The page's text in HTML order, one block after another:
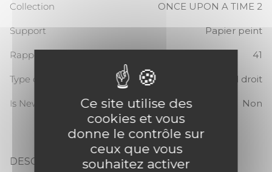
Collection ONCE UPON A TIME 2
Support Papier peint
Rapport Vertical 41
Type de raccord Raccord droit
Is New Non
DESCRIPTION
Ce site utilise des
cookies et vous
donne le contrôle sur
ceux que vous
souhaitez activer